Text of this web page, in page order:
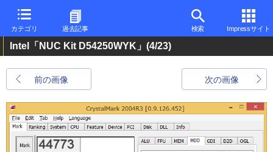
カテゴリ 過去記事 検索 Impressサイト
Intel「NUC Kit D54250WYK」 (4/23)
前の画像 次の画像